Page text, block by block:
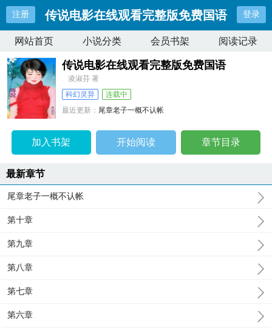
注册 传说电影在线观看完整版免费国语 登录
网站首页 小说分类 会员书架 阅读记录
传说电影在线观看完整版免费国语
凌淑芬 著
科幻灵异
连载中
最近更新： 尾章老子一概不认帐
加入书架 开始阅读 章节目录
最新章节
尾章老子一概不认帐
第十章
第九章
第八章
第七章
第六章